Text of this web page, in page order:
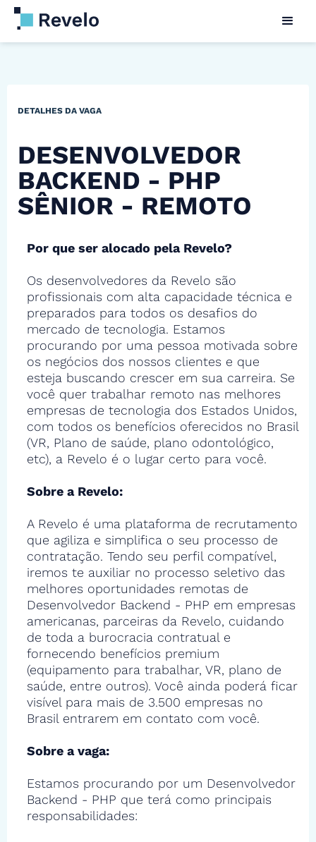
DETALHES DA VAGA
DESENVOLVEDOR
BACKEND - PHP
SÊNIOR - REMOTO
Por que ser alocado pela Revelo?
Os desenvolvedores da Revelo são
profissionais com alta capacidade técnica e
preparados para todos os desafios do
mercado de tecnologia. Estamos
procurando por uma pessoa motivada sobre
os negócios dos nossos clientes e que
esteja buscando crescer em sua carreira. Se
você quer trabalhar remoto nas melhores
empresas de tecnologia dos Estados Unidos,
com todos os benefícios oferecidos no Brasil
(VR, Plano de saúde, plano odontológico,
etc), a Revelo é o lugar certo para você.
Sobre a Revelo:
A Revelo é uma plataforma de recrutamento
que agiliza e simplifica o seu processo de
contratação. Tendo seu perfil compatível,
iremos te auxiliar no processo seletivo das
melhores oportunidades remotas de
Desenvolvedor Backend - PHP em empresas
americanas, parceiras da Revelo, cuidando
de toda a burocracia contratual e
fornecendo benefícios premium
(equipamento para trabalhar, VR, plano de
saúde, entre outros). Você ainda poderá ficar
visível para mais de 3.500 empresas no
Brasil entrarem em contato com você.
Sobre a vaga:
Estamos procurando por um Desenvolvedor
Backend - PHP que terá como principais
responsabilidades: